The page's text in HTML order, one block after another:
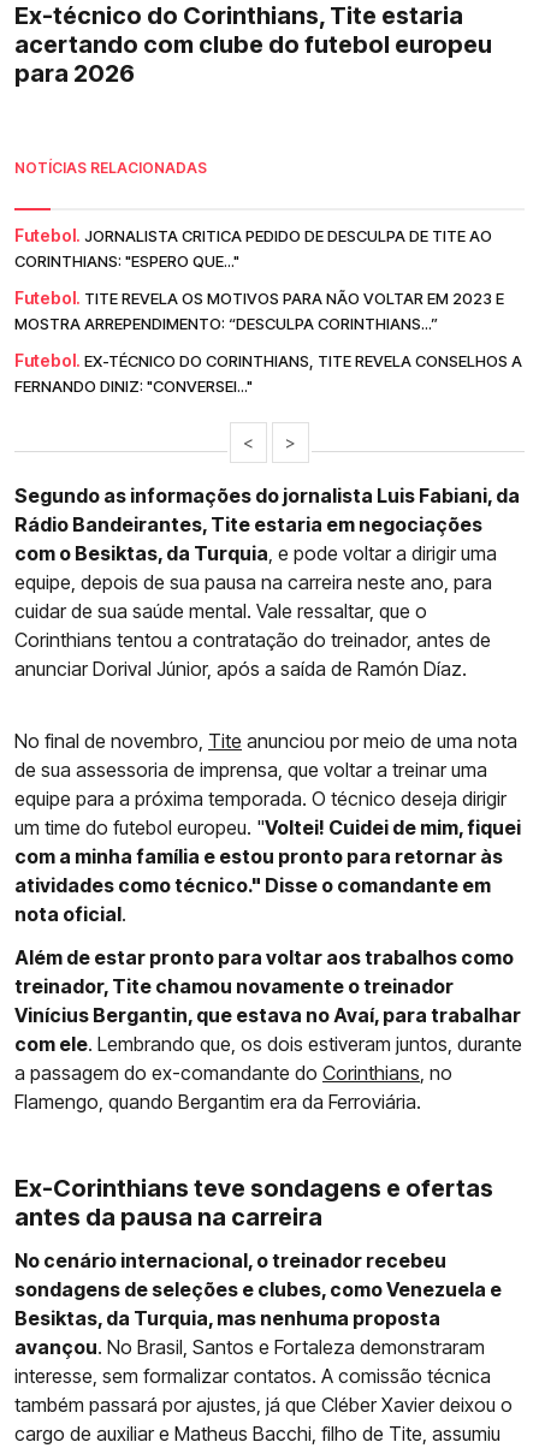
Ex-técnico do Corinthians, Tite estaria
acertando com clube do futebol europeu
para 2026
NOTÍCIAS RELACIONADAS
Futebol. JORNALISTA CRITICA PEDIDO DE DESCULPA DE TITE AO
CORINTHIANS: "ESPERO QUE..."
Futebol. TITE REVELA OS MOTIVOS PARA NÃO VOLTAR EM 2023 E
MOSTRA ARREPENDIMENTO: “DESCULPA CORINTHIANS...”
Futebol. EX-TÉCNICO DO CORINTHIANS, TITE REVELA CONSELHOS A
FERNANDO DINIZ: "CONVERSEI..."
< >
Segundo as informações do jornalista Luis Fabiani, da
Rádio Bandeirantes, Tite estaria em negociações
com o Besiktas, da Turquia, e pode voltar a dirigir uma
equipe, depois de sua pausa na carreira neste ano, para
cuidar de sua saúde mental. Vale ressaltar, que o
Corinthians tentou a contratação do treinador, antes de
anunciar Dorival Júnior, após a saída de Ramón Díaz.
No final de novembro, Tite anunciou por meio de uma nota
de sua assessoria de imprensa, que voltar a treinar uma
equipe para a próxima temporada. O técnico deseja dirigir
um time do futebol europeu. "Voltei! Cuidei de mim, fiquei
com a minha família e estou pronto para retornar às
atividades como técnico." Disse o comandante em
nota oficial.
Além de estar pronto para voltar aos trabalhos como
treinador, Tite chamou novamente o treinador
Vinícius Bergantin, que estava no Avaí, para trabalhar
com ele. Lembrando que, os dois estiveram juntos, durante
a passagem do ex-comandante do Corinthians, no
Flamengo, quando Bergantim era da Ferroviária.
Ex-Corinthians teve sondagens e ofertas
antes da pausa na carreira
No cenário internacional, o treinador recebeu
sondagens de seleções e clubes, como Venezuela e
Besiktas, da Turquia, mas nenhuma proposta
avançou. No Brasil, Santos e Fortaleza demonstraram
interesse, sem formalizar contatos. A comissão técnica
também passará por ajustes, já que Cléber Xavier deixou o
cargo de auxiliar e Matheus Bacchi, filho de Tite, assumiu